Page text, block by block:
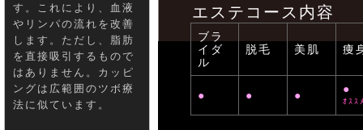
す。これにより、血液
やリンパの流れを改善
します。ただし、脂肪
を直接吸引するもので
はありません。カッピ
ングは広範囲のツボ療
法に似ています。
エステコース内容
ブラ
イダ
ル
脱毛 美肌 痩
● ● ● ●
ｵｽｽ